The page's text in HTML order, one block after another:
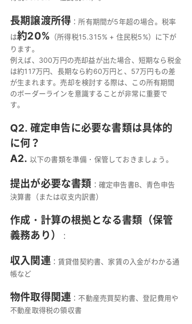
長期譲渡所得 ：所有期間が5年超の場合。税率
は約20% （所得税15.315% + 住民税5%）に下が
ります。
例えば、300万円の売却益が出た場合、短期なら税金
は約117万円、長期なら約60万円と、57万円もの差
が生まれます。売却を検討する際は、この所有期間
のボーダーラインを意識することが非常に重要で
す。
Q2. 確定申告に必要な書類は具体的
に何？
A2. 以下の書類を準備・保管しておきましょう。
提出が必要な書類 ：確定申告書B、青色申告
決算書（または収支内訳書）
作成・計算の根拠となる書類（保管
義務あり）
：
収入関連 ：賃貸借契約書、家賃の入金がわかる通
帳など
物件取得関連 ：不動産売買契約書、登記費用や
不動産取得税の領収書